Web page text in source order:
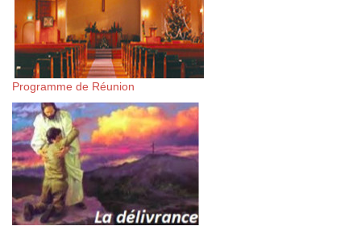
Programme de Réunion